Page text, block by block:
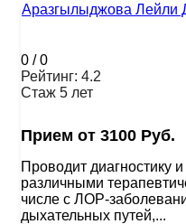
Аразгылыджова Лейли
0 /0
Рейтинг: 4.2
Стаж 5 лет
Прием от 3100 Руб.
Проводит диагностику
различными
числе с ЛОР-
дыхательных путей,...